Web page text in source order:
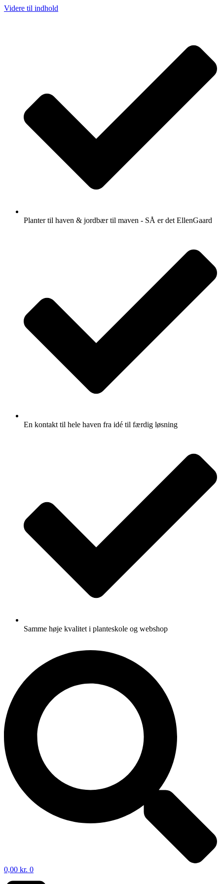
Videre til indhold
Planter til haven & jordbær til maven - SÅ er det EllenGaard
En kontakt til hele haven fra idé til færdig løsning
Samme høje kvalitet i planteskole og webshop
0,00 kr. 0